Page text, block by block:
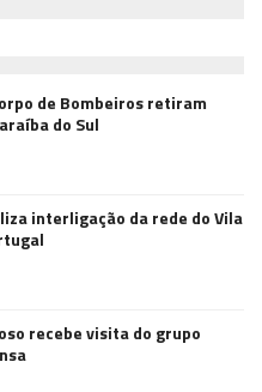
de Bombeiros retiram
do Sul
interligação da rede do Vila
recebe visita do grupo